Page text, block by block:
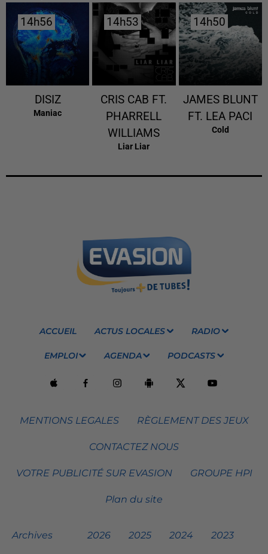
14h56
14h56
DISIZ
Maniac
14h53
14h53
CRIS CAB FT.
PHARRELL
WILLIAMS
Liar Liar
14h50
14h50
JAMES BLUNT
FT. LEA PACI
Cold
ACCUEIL ACTUS LOCALES RADIO
EMPLOI AGENDA PODCASTS
MENTIONS LEGALES RÈGLEMENT DES JEUX
CONTACTEZ NOUS
VOTRE PUBLICITÉ SUR EVASION GROUPE HPI
Plan du site
Archives 2026 2025 2024 2023